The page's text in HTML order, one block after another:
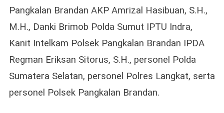
Pangkalan Brandan AKP Amrizal Hasibuan, S.H.,
M.H., Danki Brimob Polda Sumut IPTU Indra,
Kanit Intelkam Polsek Pangkalan Brandan IPDA
Regman Eriksan Sitorus, S.H., personel Polda
Sumatera Selatan, personel Polres Langkat, serta
personel Polsek Pangkalan Brandan.